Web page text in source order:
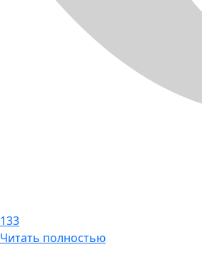
133
Читать полностью